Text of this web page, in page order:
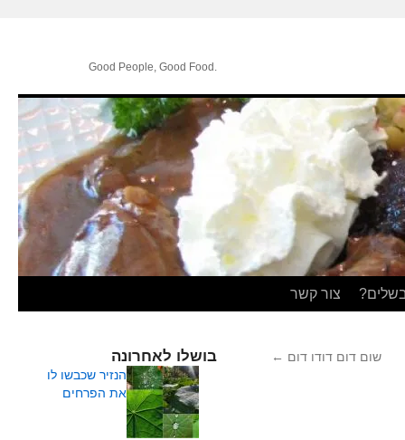
.Good People, Good Food
צור קשר
שום דום דודו דום ← בושלו לאחרונה
הנזיר שכבשו לו
את הפרחים